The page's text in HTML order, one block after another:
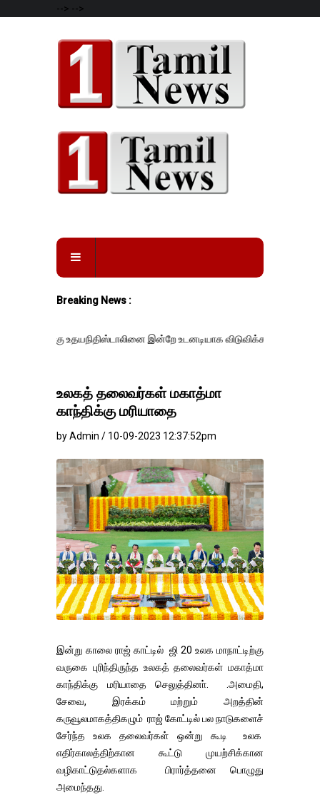
--> -->
Breaking News :
உதயநிதிஸ்டாலினை இன்றே உடனடியாக விடுவிக்கப்பட வேண்.
உலகத் தலைவர்கள் மகாத்மா
காந்திக்கு மரியாதை
by Admin / 10-09-2023 12:37:52pm
இன்று காலை ராஜ் காட்டில் ஜி 20 உலக மாநாட்டிற்கு
வருகை புரிந்திருந்த உலகத் தலைவர்கள் மகாத்மா
காந்திக்கு மரியாதை செலுத்தினா். .அமைதி,
சேவை, இரக்கம் மற்றும் அறத்தின்
கருவூலமாகத்திகழும் ராஜ் கோட்டில் பல நாடுகளைச்
சேர்ந்த உலக தலைவர்கள் ஒன்று கூடி உலக
எதிர்காலத்திற்கான கூட்டு முயற்சிக்கான
வழிகாட்டுதல்களாக பிரார்த்தனை பொழுது
அமைந்தது.